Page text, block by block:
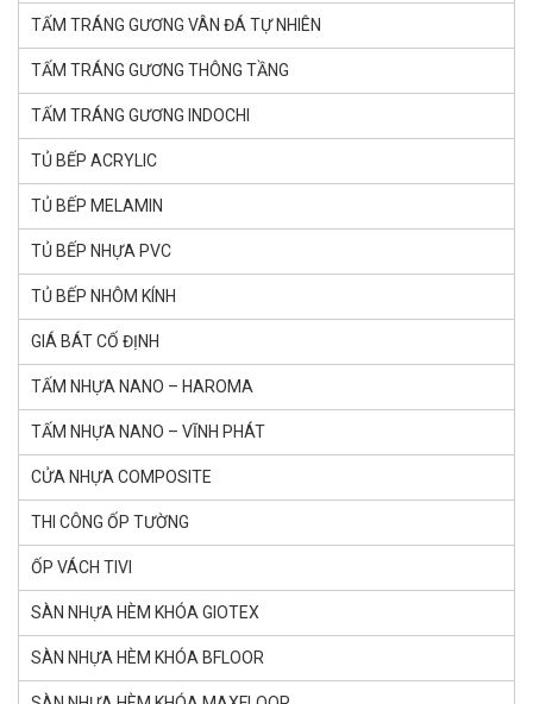
TẤM TRÁNG GƯƠNG VÂN ĐÁ TỰ NHIÊN
TẤM TRÁNG GƯƠNG THÔNG TẦNG
TẤM TRÁNG GƯƠNG INDOCHI
TỦ BẾP ACRYLIC
TỦ BẾP MELAMIN
TỦ BẾP NHỰA PVC
TỦ BẾP NHÔM KÍNH
GIÁ BÁT CỐ ĐỊNH
TẤM NHỰA NANO – HAROMA
TẤM NHỰA NANO – VĨNH PHÁT
CỬA NHỰA COMPOSITE
THI CÔNG ỐP TƯỜNG
ỐP VÁCH TIVI
SÀN NHỰA HÈM KHÓA GlOTEX
SÀN NHỰA HÈM KHÓA BFLOOR